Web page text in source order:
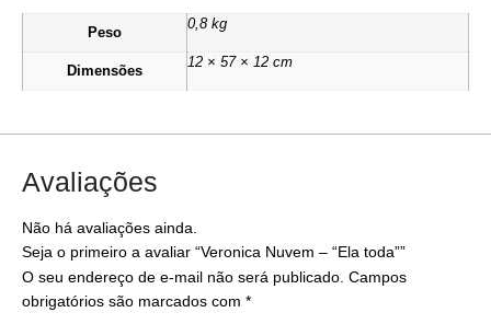
Peso
0,8 kg
Dimensões
12 × 57 × 12 cm
Avaliações
Não há avaliações ainda.
Seja o primeiro a avaliar “Veronica Nuvem – “Ela toda””
O seu endereço de e-mail não será publicado. Campos
obrigatórios são marcados com *